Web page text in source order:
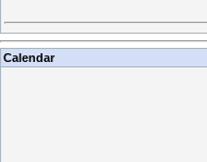
Calendar